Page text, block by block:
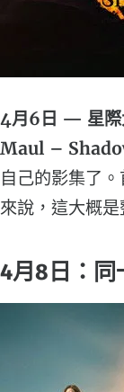
4月6日 — 星際
Maul –
自己的影集了
來說，這大概
4月8日：同